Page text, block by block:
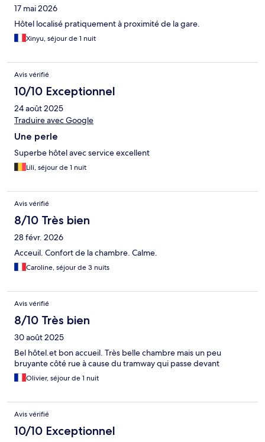
17 mai 2026
Hôtel localisé pratiquement à proximité de la gare.
Xinyu, séjour de 1 nuit
Avis vérifié
10/10 Exceptionnel
24 août 2025
Traduire avec Google
Une perle
Superbe hôtel avec service excellent
Lili, séjour de 1 nuit
Avis vérifié
8/10 Très bien
28 févr. 2026
Acceuil. Confort de la chambre. Calme.
Caroline, séjour de 3 nuits
Avis vérifié
8/10 Très bien
30 août 2025
Bel hôtel.et bon accueil. Très belle chambre mais un peu
bruyante côté rue à cause du tramway qui passe devant
Olivier, séjour de 1 nuit
Avis vérifié
10/10 Exceptionnel